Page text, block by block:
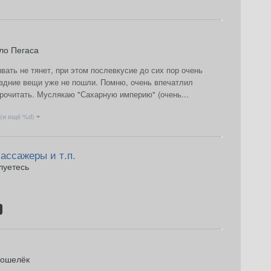
Пегаса
не тянет, при этом послевкусие до сих пор очень
вещи уже не пошли. Помню, очень впечатлил
Муслякаю "Сахарную империю" (очень...
(и ещё %d)
и т.п.